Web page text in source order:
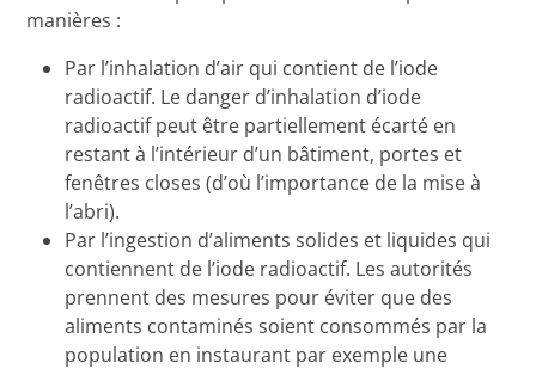
manières :
Par l’inhalation d’air qui contient de l’iode
radioactif. Le danger d’inhalation d’iode
radioactif peut être partiellement écarté en
restant à l’intérieur d’un bâtiment, portes et
fenêtres closes (d’où l’importance de la mise à
l’abri).
Par l’ingestion d’aliments solides et liquides qui
contiennent de l’iode radioactif. Les autorités
prennent des mesures pour éviter que des
aliments contaminés soient consommés par la
population en instaurant par exemple une